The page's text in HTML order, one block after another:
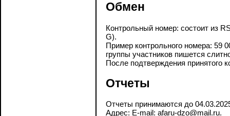
Обмен
Контрольный номер: состоит из
G).
Пример контрольного номера: 59
группы участников пишется
После подтверждения принятого
Отчеты
Отчеты принимаются до
Адрес: E-mail: afaru-dzo@mail.ru.